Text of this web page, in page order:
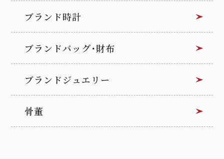
ブランド時計
ブランドバッグ･財布
ブランドジュエリー
骨董